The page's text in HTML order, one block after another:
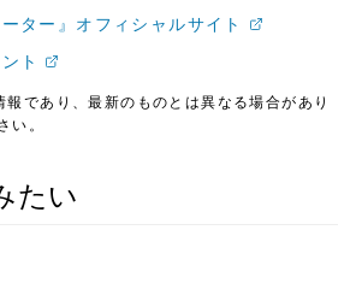
ター』オフィシャルサイト
ト
であり、最新のものとは異なる場合があり
い。
たい